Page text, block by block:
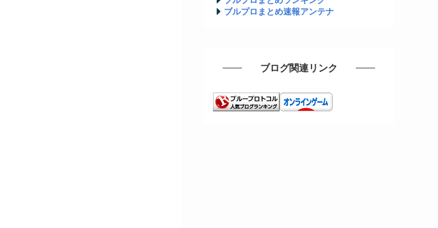
ブルプロまとめ速報アンテナ
ブログ関連リンク